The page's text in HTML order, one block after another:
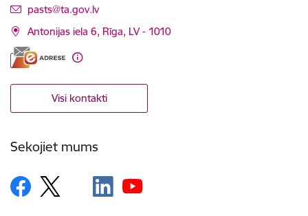
E-pasts:
pasts@ta.gov.lv
Antonijas iela 6, Rīga, LV - 1010
Visi kontakti
Sekojiet mums